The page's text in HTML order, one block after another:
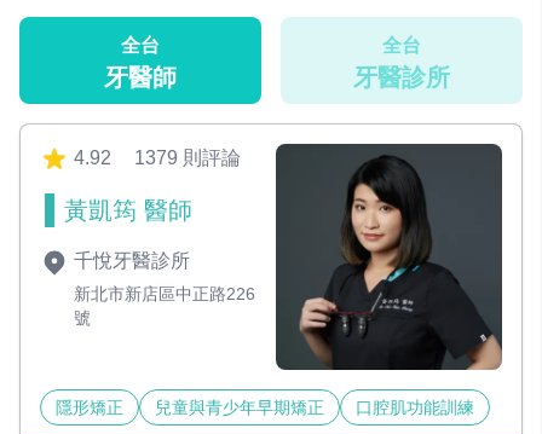
全台
牙醫師
全台
牙醫診所
4.92 1379 則評論
黃凱筠 醫師
千悅牙醫診所
新北市新店區中正路226
號
隱形矯正 兒童與青少年早期矯正 口腔肌功能訓練